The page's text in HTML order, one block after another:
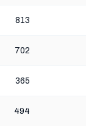
813
702
365
494